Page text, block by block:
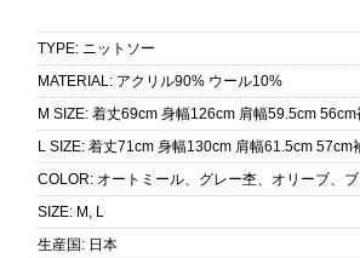
TYPE: ニットソー
MATERIAL: アクリル90% ウール10%
M SIZE: 着丈69cm 身幅126cm 肩幅59.5cm 56cm
L SIZE: 着丈71cm 身幅130cm 肩幅61.5cm 57cm
COLOR: オートミール、グレー杢、オリーブ、
SIZE: M, L
生産国 : 日本